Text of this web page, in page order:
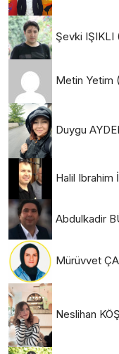
Şevki IŞIKLI
Metin Yetim
Duygu
Halil Ibrahim
Abdulkadir
Mürüvvet
Neslihan